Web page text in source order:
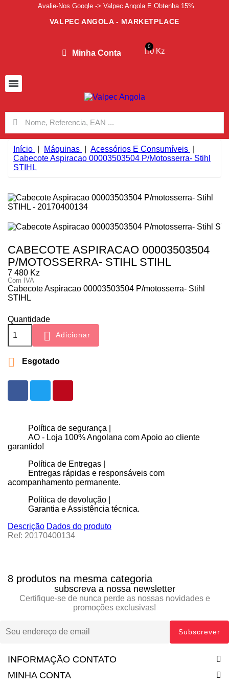
Avalie-Nos Google -> Valpec Angola E Obtenha 15%
VALPEC ANGOLA - MARKETPLACE
Minha Conta 0 Kz
Início Máquinas
Acessórios E Consumíveis
Cabecote Aspiracao 00003503504 P/motosserra- Stihl
STIHL
CABECOTE ASPIRACAO 00003503504
P/MOTOSSERRA- STIHL STIHL
7 480 Kz
Com IVA
Cabecote Aspiracao 00003503504 P/motosserra- Stihl
STIHL
Quantidade
 Adicionar
 Esgotado
Política de segurança |
AO - Loja 100% Angolana com Apoio ao cliente
garantido!
Política de Entregas |
Entregas rápidas e responsáveis com
acompanhamento permanente.
Política de devolução |
Garantia e Assistência técnica.
Descrição Dados do produto
Ref: 20170400134
8 produtos na mesma categoria
subscreva a nossa newsletter
Certifique-se de nunca perde as nossas novidades e
promoções exclusivas!
INFORMAÇÃO CONTATO
MINHA CONTA